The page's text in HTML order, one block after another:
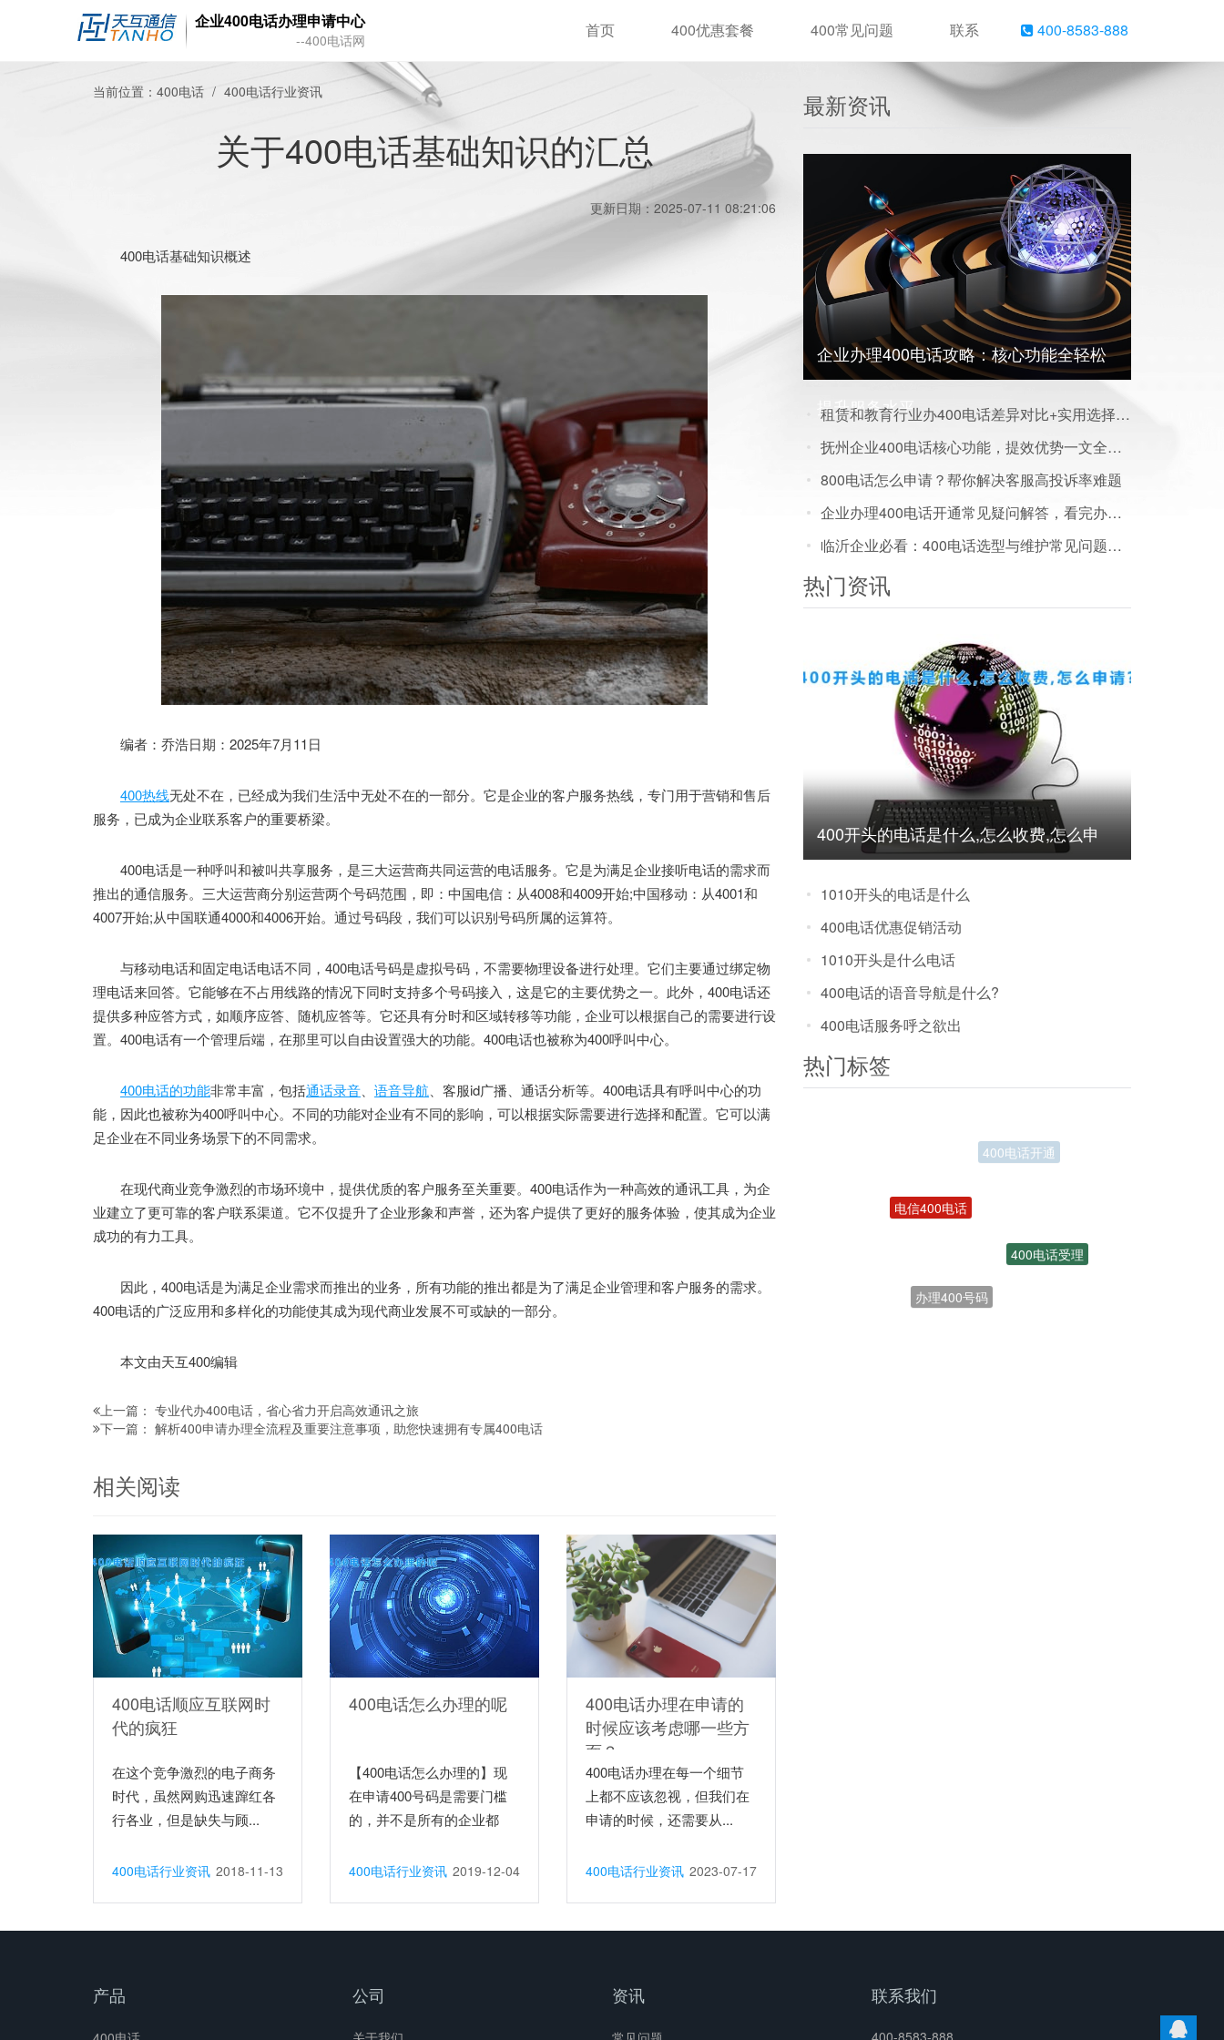
企业400电话办理申请中心
--400电话网 首页 400优惠套餐 400常见问题 联系 400-8583-888
当前位置： 400电话 400电话行业资讯
关于400电话基础知识的汇总
更新日期：2025-07-11 08:21:06
400电话基础知识概述
编者：乔浩日期：2025年7月11日
400热线无处不在，已经成为我们生活中无处不在的一部分。它是企业的客户服务热线，专门用于营销和售后
服务，已成为企业联系客户的重要桥梁。
400电话是一种呼叫和被叫共享服务，是三大运营商共同运营的电话服务。它是为满足企业接听电话的需求而
推出的通信服务。三大运营商分别运营两个号码范围，即：中国电信：从4008和4009开始;中国移动：从4001和
4007开始;从中国联通4000和4006开始。通过号码段，我们可以识别号码所属的运算符。
与移动电话和固定电话电话不同，400电话号码是虚拟号码，不需要物理设备进行处理。它们主要通过绑定物
理电话来回答。它能够在不占用线路的情况下同时支持多个号码接入，这是它的主要优势之一。此外，400电话还
提供多种应答方式，如顺序应答、随机应答等。它还具有分时和区域转移等功能，企业可以根据自己的需要进行设
置。400电话有一个管理后端，在那里可以自由设置强大的功能。400电话也被称为400呼叫中心。
400电话的功能非常丰富，包括通话录音 语音导航 、客服id广播、通话分析等。400电话具有呼叫中心的功
能，因此也被称为400呼叫中心。不同的功能对企业有不同的影响，可以根据实际需要进行选择和配置。它可以满
足企业在不同业务场景下的不同需求。
在现代商业竞争激烈的市场环境中，提供优质的客户服务至关重要。400电话作为一种高效的通讯工具，为企
业建立了更可靠的客户联系渠道。它不仅提升了企业形象和声誉，还为客户提供了更好的服务体验，使其成为企业
成功的有力工具。
因此，400电话是为满足企业需求而推出的业务，所有功能的推出都是为了满足企业管理和客户服务的需求。
400电话的广泛应用和多样化的功能使其成为现代商业发展不可或缺的一部分。
本文由天互400编辑
上一篇： 专业代办400电话，省心省力开启高效通讯之旅
下一篇： 解析400申请办理全流程及重要注意事项，助您快速拥有专属400电话
相关阅读
400电话顺应互联网时
代的疯狂
在这个竞争激烈的电子商务
时代，虽然网购迅速蹿红各
行各业，但是缺失与顾...
400电话行业资讯 2018-11-13
400电话怎么办理的呢
【400电话怎么办理的】现
在申请400号码是需要门槛
的，并不是所有的企业都
400电话行业资讯 2019-12-04
400电话办理在申请的
时候应该考虑哪一些方
面？
400电话办理在每一个细节
上都不应该忽视，但我们在
申请的时候，还需要从...
400电话行业资讯 2023-07-17
最新资讯
企业办理400电话攻略：核心功能全轻松
提升服务水平
租赁和教育行业办400电话差异对比+实用选择建议
抚州企业400电话核心功能，提效优势一文全解析
800电话怎么申请？帮你解决客服高投诉率难题
企业办理400电话开通常见疑问解答，看完办事少走弯路
临沂企业必看：400电话选型与维护常见问题解答
热门资讯
400开头的电话是什么,怎么收费,怎么申
请?
1010开头的电话是什么
400电话优惠促销活动
1010开头是什么电话
400电话的语音导航是什么?
400电话服务呼之欲出
热门标签
400电话受理
产品 公司 资讯 联系我们
400-8583-888